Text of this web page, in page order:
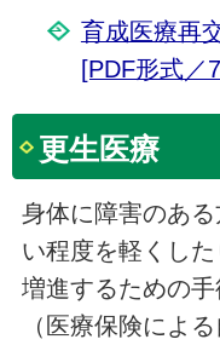
育成医療再
[PDF形式／
更生医療
身体に障害のあ
い程度を軽くした
増進するための
（医療保険によ